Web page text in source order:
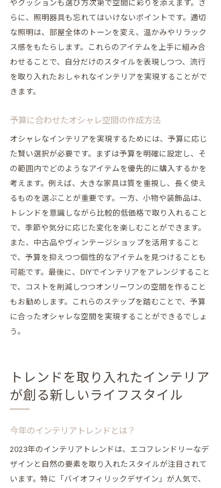
トレンドに敏感なあなたに合うインテリア
提案
オシャレな空間作りのための実践ガイド
インテリアで未来の住まいをデザインする
やクッションも選び方次第で空間に彩りを添えます。さ
らに、照明器具も忘れてはいけないポイントです。適切
な照明は、部屋全体のトーンを変え、温かみやリラック
ス感をもたらします。これらのアイテムを上手に組み合
わせることで、自分だけのスタイルを表現しつつ、流行
を取り入れたおしゃれなインテリアを実現することがで
きます。
予算に合わせたオシャレ空間の作成方法
オシャレなインテリアを実現するためには、予算に応じ
た賢い選択が必要です。まずは予算を明確に設定し、そ
の範囲内でどのようなアイテムを優先的に購入するかを
考えます。例えば、大きな家具は質を重視し、長く使え
るものを選ぶことが重要です。一方、小物や装飾品は、
トレンドを意識しながら比較的低価格で取り入れること
で、季節や気分に応じた変化を楽しむことができます。
また、中古品やヴィンテージショップを活用すること
で、予算を抑えつつ個性的なアイテムを見つけることも
可能です。最後に、DIYでインテリアをアレンジすること
で、コストを削減しつつオンリーワンの空間を作ること
もお勧めします。これらのステップを踏むことで、予算
に合ったオシャレな空間を実現することができるでしょ
う。
トレンドを取り入れたインテリア
が創る新しいライフスタイル
今年のインテリアトレンドとは？
2023年のインテリアトレンドは、エコフレンドリーなデ
ザインと自然の要素を取り入れたスタイルが注目されて
います。特に「バイオフィリックデザイン」が人気で、